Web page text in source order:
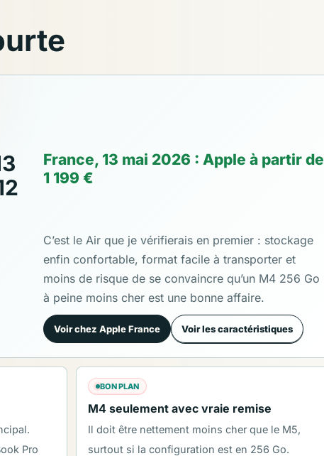
France, 13 mai 2026 : Apple à partir de
1 199 €
C’est le Air que je vérifierais en premier : stockage
enfin confortable, format facile à transporter et
moins de risque de se convaincre qu’un M4 256 Go
à peine moins cher est une bonne affaire.
Voir chez Apple France Voir les caractéristiques
Pro
BON PLAN
M4 seulement avec vraie remise
Il doit être nettement moins cher que le M5,
surtout si la configuration est en 256 Go.